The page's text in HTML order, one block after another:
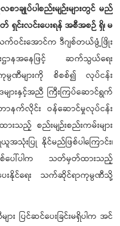
စာချုပ်ပါစည်းမျဉ်းများတွင် မည်
းလင်းပေးရန် အစီအစဉ် ရှိ၊ မ
က်ဝင်းအောင်က ဒီဂျစ်တယ်ဖွံ့ဖြိုး
ာနအနေဖြင့် ဆက်သွယ်ရေး
ပဏီများကို စိစစ်၍ လုပ်ငန်း
ေများနှင့်အညီ ကြီးကြပ်ဆောင်ရွက်
တာနက်လိုင်း ဝန်ဆောင်မှုလုပ်ငန်း
ည့် စည်းမျဉ်းစည်းကမ်းများ
းပြု နိုင်မည်ဖြစ်ပါကြောင်း၊
စ်ပေါ်ပါက သတ်မှတ်ထားသည့်
ပေးနိုင်ရေး သက်ဆိုင်ရာကုမ္ပဏီသို့
ပြင်ဆင်ပေးခြင်းမရှိပါက အင်